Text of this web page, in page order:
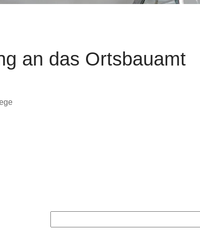
an das Ortsbauamt